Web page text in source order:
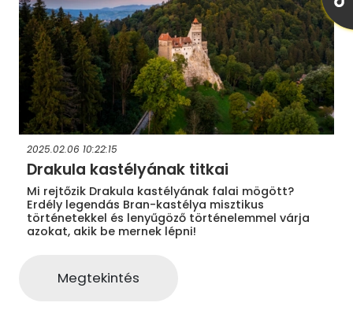
2025.02.06 10:22:15
Drakula kastélyának titkai
Mi rejtőzik Drakula kastélyának falai mögött?
Erdély legendás Bran-kastélya misztikus
történetekkel és lenyűgöző történelemmel várja
azokat, akik be mernek lépni!
Megtekintés